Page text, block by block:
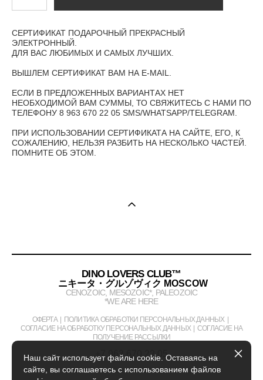
СЕРТИФИКАТ ПОДАРОЧНЫЙ ПРЕКРАСНЫЙ
ЭЛЕКТРОННЫЙ.
ДЛЯ ВАС ЛЮБИМЫХ И САМЫХ ЛУЧШИХ.
ВЫШЛЕМ СЕРТИФИКАТ ВАМ НА E-MAIL.
ЕСЛИ В ПРЕДЛОЖЕННЫХ ВАРИАНТАХ НЕТ
НЕОБХОДИМОЙ ВАМ СУММЫ, ТО СВЯЖИТЕСЬ С НАМИ ПО
ТЕЛЕФОНУ 8 963 670 22 05 SMS/WHATSAPP/TELEGRAM.
ПРИ ИСПОЛЬЗОВАНИИ СЕРТИФИКАТА НА САЙТЕ, ЕГО, К
СОЖАЛЕНИЮ, НЕЛЬЗЯ РАЗБИТЬ НА НЕСКОЛЬКО ЧАСТЕЙ.
ПОМНИТЕ ОБ ЭТОМ.
DINO LOVERS CLUB™
ニキータ・グルゾヴィク MOSCOW
CENOZOIC, MESOZOIC*, PALEOZOIC
*WE ARE HERE
ОФЕРТА| ПОЛИТИКА ОБРАБОТКИ ПЕРСОНАЛЬНЫХ ДАННЫХ |
СОГЛАСИЕ НА ОБРАБОТКУ ПЕРСОНАЛЬНЫХ ДАННЫХ | СОГЛАСИЕ НА
ПОЛУЧЕНИЕ РАССЫЛКИ
+7 963 670 22 05
Наш сайт использует файлы cookie. Оставаясь на
сайте, вы соглашаетесь с использованием файлов